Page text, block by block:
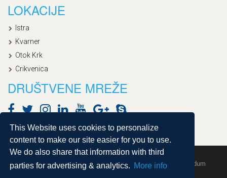
This Website uses cookies to personalize
content to make our site easier for you to use.
We do also share that information with third
parties for advertising & analytics. More info
LOKACIJE
Istra
Kvarner
Otok Krk
Crikvenica
DRUŠTVENE MREŽE
Copyright © 2020, Croatialan |Sitemap| Powered by Agendum